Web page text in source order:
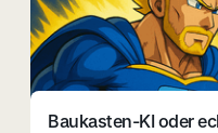
Baukasten-KI oder